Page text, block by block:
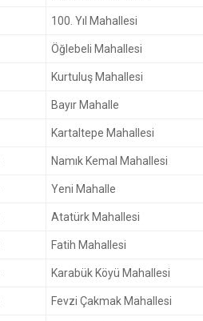
100. Yıl Mahallesi
Öğlebeli Mahallesi
Kurtuluş Mahallesi
Bayır Mahalle
Kartaltepe Mahallesi
Namık Kemal Mahallesi
Yeni Mahalle
Atatürk Mahallesi
Fatih Mahallesi
Karabük Köyü Mahallesi
Fevzi Çakmak Mahallesi